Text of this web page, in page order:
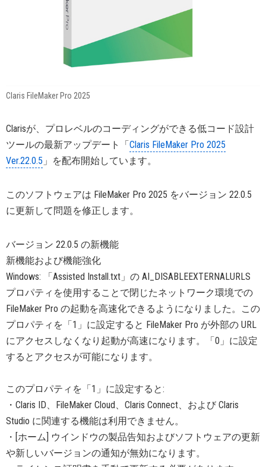
Claris FileMaker Pro 2025
Clarisが、プロレベルのコーディングができる低コード設計
ツールの最新アップデート「Claris FileMaker Pro 2025
Ver.22.0.5 」を配布開始しています。
このソフトウェアは FileMaker Pro 2025 をバージョン 22.0.5
に更新して問題を修正します。
バージョン 22.0.5 の新機能
新機能および機能強化
Windows: 「Assisted Install.txt」の AI_DISABLEEXTERNALURLS
プロパティを使用することで閉じたネットワーク環境での
FileMaker Pro の起動を高速化できるようになりました。この
プロパティを「1」に設定すると FileMaker Pro が外部の URL
にアクセスしなくなり起動が高速になります。「0」に設定
するとアクセスが可能になります。
このプロパティを「1」に設定すると:
・Claris ID、FileMaker Cloud、Claris Connect、および Claris
Studio に関連する機能は利用できません。
・[ホーム] ウインドウの製品告知およびソフトウェアの更新
や新しいバージョンの通知が無効になります。